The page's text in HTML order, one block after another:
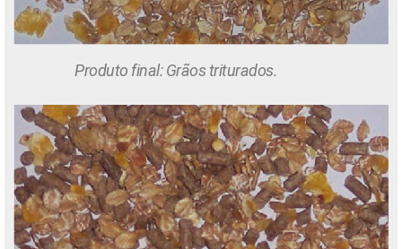
Produto final: Grãos triturados.